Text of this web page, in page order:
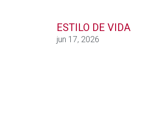
ESTILO DE VIDA
jun 17, 2026